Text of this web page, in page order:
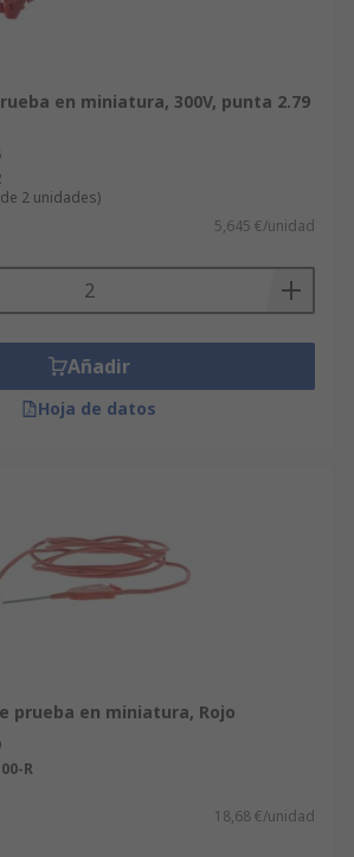
en miniatura, 300V, punta 2.79
2 unidades)
5,645 €/unidad
Añadir
Hoja de datos
prueba en miniatura, Rojo
R
18,68 €/unidad